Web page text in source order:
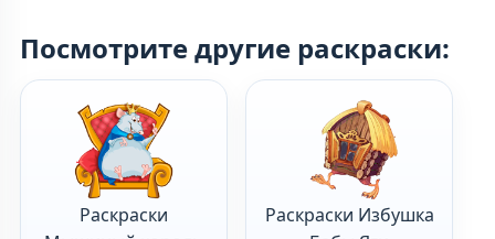
Посмотрите другие раскраски:
Раскраски
Раскраски Избушка